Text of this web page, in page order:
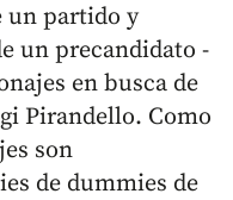
un partido y
un precandidato -
en busca de
Pirandello. Como
son
de dummies de